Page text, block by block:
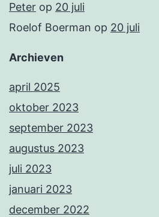
Peter op 20 juli
Roelof Boerman op 20 juli
Archieven
april 2025
oktober 2023
september 2023
augustus 2023
juli 2023
januari 2023
december 2022